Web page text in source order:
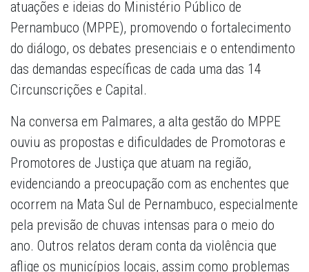
atuações e ideias do Ministério Público de
Pernambuco (MPPE), promovendo o fortalecimento
do diálogo, os debates presenciais e o entendimento
das demandas específicas de cada uma das 14
Circunscrições e Capital.
Na conversa em Palmares, a alta gestão do MPPE
ouviu as propostas e dificuldades de Promotoras e
Promotores de Justiça que atuam na região,
evidenciando a preocupação com as enchentes que
ocorrem na Mata Sul de Pernambuco, especialmente
pela previsão de chuvas intensas para o meio do
ano. Outros relatos deram conta da violência que
aflige os municípios locais, assim como problemas